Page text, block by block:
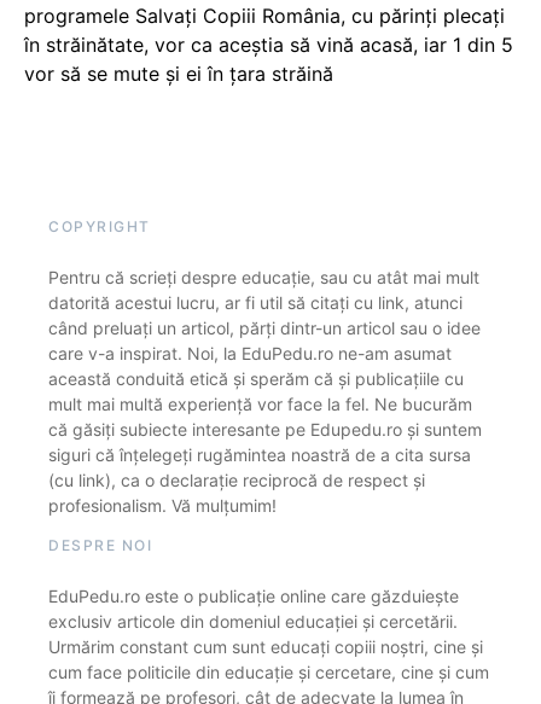
programele Salvați Copiii România, cu părinți plecați
în străinătate, vor ca aceștia să vină acasă, iar 1 din 5
vor să se mute și ei în țara străină
COPYRIGHT
Pentru că scrieți despre educație, sau cu atât mai mult
datorită acestui lucru, ar fi util să citați cu link, atunci
când preluați un articol, părți dintr-un articol sau o idee
care v-a inspirat. Noi, la EduPedu.ro ne-am asumat
această conduită etică și sperăm că și publicațiile cu
mult mai multă experiență vor face la fel. Ne bucurăm
că găsiți subiecte interesante pe Edupedu.ro și suntem
siguri că înțelegeți rugămintea noastră de a cita sursa
(cu link), ca o declarație reciprocă de respect și
profesionalism. Vă mulțumim!
DESPRE NOI
EduPedu.ro este o publicație online care găzduiește
exclusiv articole din domeniul educației și cercetării.
Urmărim constant cum sunt educați copiii noștri, cine și
cum face politicile din educație și cercetare, cine și cum
îi formează pe profesori, cât de adecvate la lumea în